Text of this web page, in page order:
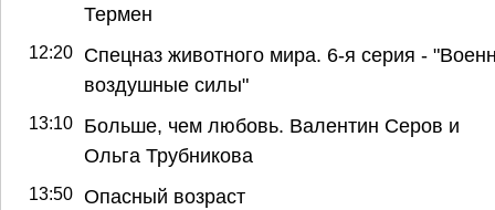
Термен
12:20
Спецназ животного мира. 6-я серия -
воздушные силы"
13:10
Больше, чем любовь. Валентин Серов и
Ольга Трубникова
13:50 Опасный возраст